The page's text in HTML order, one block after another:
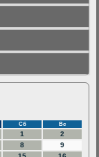
Сб Вс
1
2
8
9